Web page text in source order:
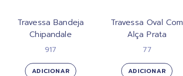
Travessa Bandeja
Chipandale
917
ADICIONAR
Travessa Oval Com
Alça Prata
77
ADICIONAR